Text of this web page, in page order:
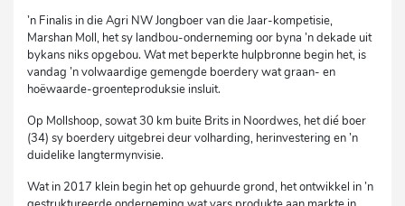
’n Finalis in die Agri NW Jongboer van die Jaar-kompetisie,
Marshan Moll, het sy landbou-onderneming oor byna ’n dekade uit
bykans niks opgebou. Wat met beperkte hulpbronne begin het, is
vandag ’n volwaardige gemengde boerdery wat graan- en
hoëwaarde-groenteproduksie insluit.
Op Mollshoop, sowat 30 km buite Brits in Noordwes, het dié boer
(34) sy boerdery uitgebrei deur volharding, herinvestering en ’n
duidelike langtermynvisie.
Wat in 2017 klein begin het op gehuurde grond, het ontwikkel in ’n